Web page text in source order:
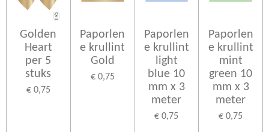
Golden
Heart
per 5
stuks
€ 0,75
Paporlen
e krullint
Gold
€ 0,75
Paporlen
e krullint
light
blue 10
mm x 3
meter
€ 0,75
Paporlen
e krullint
mint
green 10
mm x 3
meter
€ 0,75